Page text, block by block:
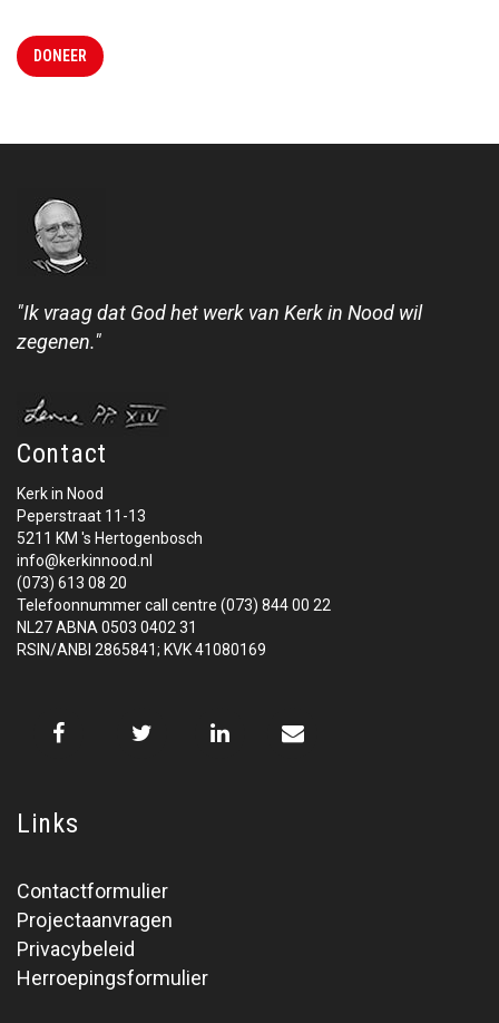
DONEER
"Ik vraag dat God het werk van Kerk in Nood wil
zegenen."
Contact
Kerk in Nood
Peperstraat 11-13
5211 KM 's Hertogenbosch
info@kerkinnood.nl
(073) 613 08 20
Telefoonnummer call centre (073) 844 00 22
NL27 ABNA 0503 0402 31
RSIN/ANBI 2865841; KVK 41080169
Links
Contactformulier
Projectaanvragen
Privacybeleid
Herroepingsformulier